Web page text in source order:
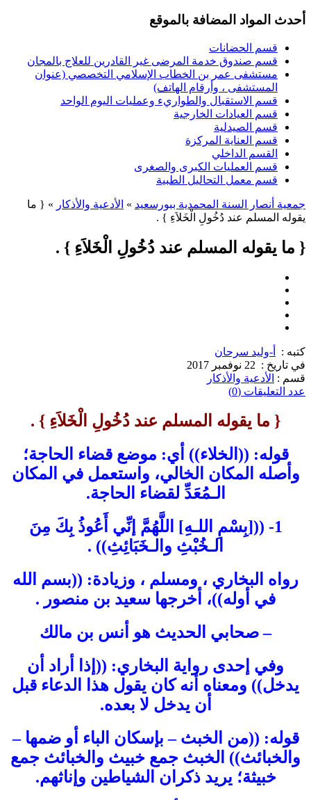
أحدث المواد المضافة بالموقع
قسم الحضانات
قسم صندوق خدمة المرضى غير القادرين للعلاج بالمجان
مستشفى عمر بن الخطاب الإسلامي التخصصي (عنوان
المستشفى ، وأرقام الهاتف)
قسم الاستقبال والطواريء وعمليات اليوم الواحد
قسم العيادات الخارجية
قسم الصيدلية
قسم العناية المركزة
القسم الداخلي
قسم العمليات الكبرى والصغرى
قسم معمل التحاليل الطبية
جمعية أنصار السنة المحمدية ببورسعيد » الأدعية والأذكار » { ما
يقوله المسلم عند دُخُولِ الْخَلاَءِ } .
{ ما يقوله المسلم عند دُخُولِ الْخَلاَءِ } .
كتبه :
أ-وليد سرحان
في تاريخ : 22 نوفمبر 2017
قسم : الأدعية والأذكار
عدد التعليقات (0)
{ ما يقوله المسلم عند دُخُولِ الْخَلاَءِ } .
قوله: ((الخلاء)) أي: موضع قضاء الحاجة؛
وأصله المكان الخالي، واستعمل في المكان
الـمُعَدِّ لقضاء الحاجة.
1- (([بِسْمِ اللـهِ] اللَّهُمَّ إنِّي أَعُوذُ بِكَ مِنَ
الـخُبْثِ والـخَبَائِثِ)) .
رواه البخاري ، ومسلم ، وزيادة: ((بسم الله
في أوله))، أخرجها سعيد بن منصور .
– صحابي الحديث هو أنس بن مالك
وفي إحدى رواية البخاري: ((إذا أراد أن
يدخل)) ومعناه أنه كان يقول هذا الدعاء قبل
أن يدخل لا بعده.
قوله: ((من الخبث – بإسكان الباء أو ضمها –
والخبائث)) الخبث جمع خبيث والخبائث جمع
خبيثة؛ يريد ذكران الشياطين وإناثهم.